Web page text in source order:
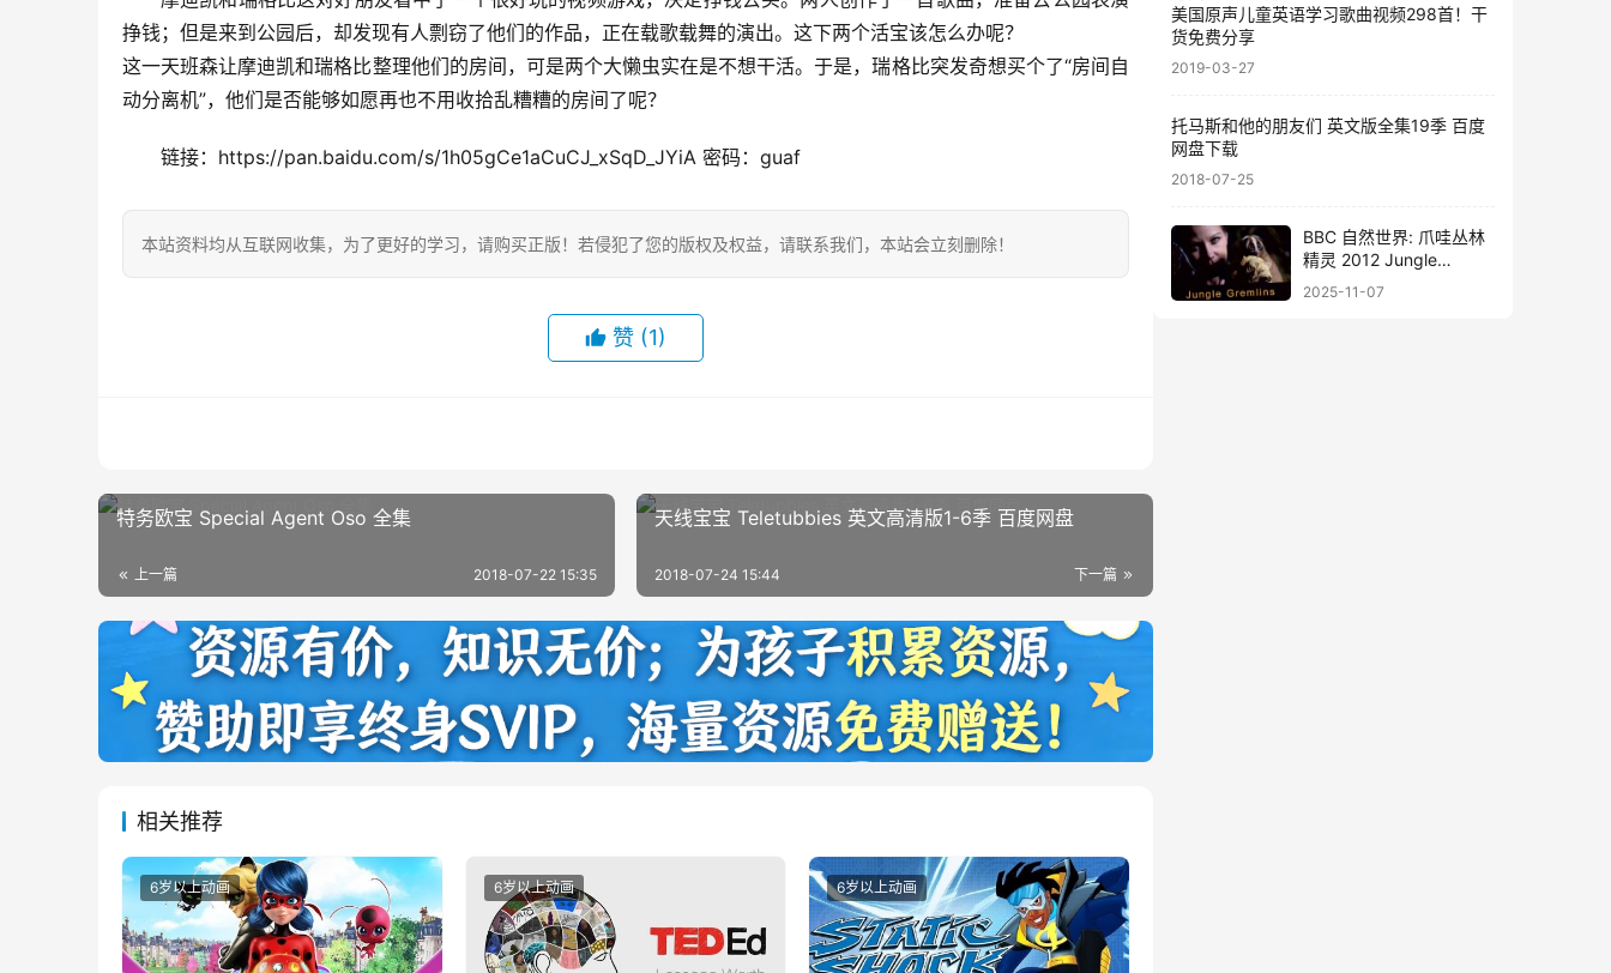
挣钱；但是来到公园后，却发现有人剽窃了他们的作品，正在载歌载舞的演出。这下两个活宝该怎么办呢？
这一天班森让摩迪凯和瑞格比整理他们的房间，可是两个大懒虫实在是不想干活。于是，瑞格比突发奇想买个了“房间自
动分离机”，他们是否能够如愿再也不用收拾乱糟糟的房间了呢？
链接：https://pan.baidu.com/s/1h05gCe1aCuCJ_xSqD_JYiA 密码：guaf
本站资料均从互联网收集，为了更好的学习，请购买正版！若侵犯了您的版权及权益，请联系我们，本站会立刻删除！
赞 (1)
特务欧宝 Special Agent Oso 全集
上一篇 2018-07-22 15:35
天线宝宝 Teletubbies 英文高清版1-6季 百度网盘
下一篇
2018-07-24 15:44
相关推荐
6岁以上动画 6岁以上动画 6岁以上动画
美国原声儿童英语学习歌曲视频298首！干
货免费分享
2019-03-27
托马斯和他的朋友们 英文版全集19季 百度
网盘下载
2018-07-25
BBC 自然世界: 爪哇丛林
精灵 2012 Jungle
Gremlins of Java 英语中
2025-11-07